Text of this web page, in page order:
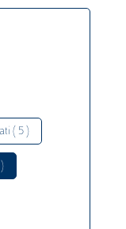
( 5 )